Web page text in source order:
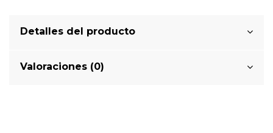
Detalles del producto
Valoraciones (0)